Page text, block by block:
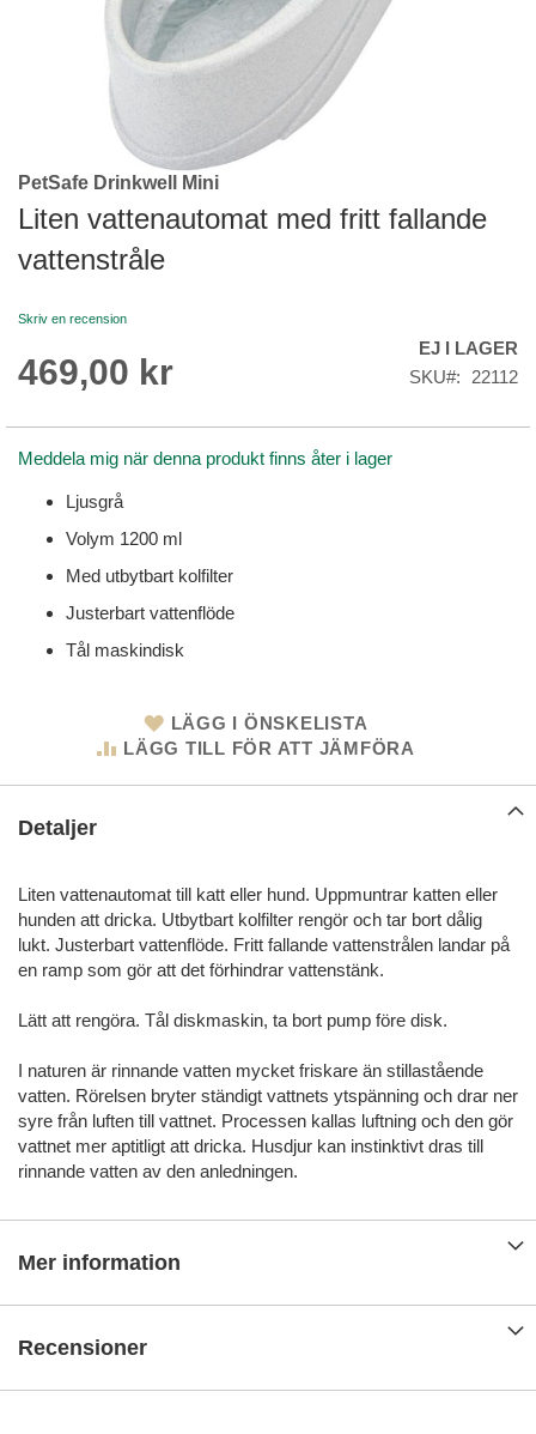
Skip
to
the
beginning
the
gallery
PetSafe Drinkwell Mini
Liten vattenautomat med fritt fallande
vattenstråle
Skriv en recension
469,00 kr
EJ I LAGER
SKU
22112
Meddela mig när denna produkt finns åter i lager
Ljusgrå
Volym 1200 ml
Med utbytbart kolfilter
Justerbart vattenflöde
Tål maskindisk
LÄGG I ÖNSKELISTA
LÄGG TILL FÖR ATT JÄMFÖRA
Detaljer
Liten vattenautomat till katt eller hund. Uppmuntrar katten eller
hunden att dricka. Utbytbart kolfilter rengör och tar bort dålig
lukt. Justerbart vattenflöde. Fritt fallande vattenstrålen landar på
en ramp som gör att det förhindrar vattenstänk.
Lätt att rengöra. Tål diskmaskin, ta bort pump före disk.
I naturen är rinnande vatten mycket friskare än stillastående
vatten. Rörelsen bryter ständigt vattnets ytspänning och drar ner
syre från luften till vattnet. Processen kallas luftning och den gör
vattnet mer aptitligt att dricka. Husdjur kan instinktivt dras till
rinnande vatten av den anledningen.
Mer information
Recensioner